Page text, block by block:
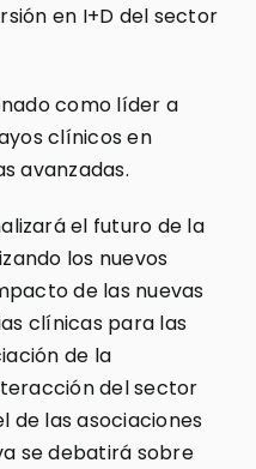
en I+D del sector
como líder a
clínicos en
avanzadas.
el futuro de la
los nuevos
de las nuevas
clínicas para las
de la
del sector
de las asociaciones
se debatirá sobre